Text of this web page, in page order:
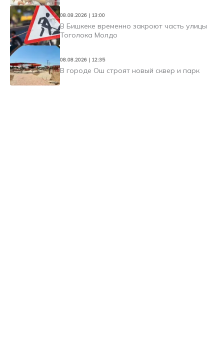
08.08.2026 | 13:00
В Бишкеке временно закроют часть улицы
Тоголока Молдо
08.08.2026 | 12:35
В городе Ош строят новый сквер и парк